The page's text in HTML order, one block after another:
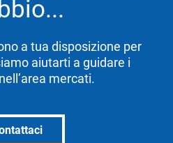
a tua disposizione per
aiutarti a guidare i
mercati.